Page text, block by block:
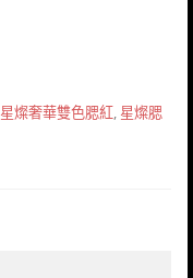
星燦奢華雙色腮紅 星燦腮